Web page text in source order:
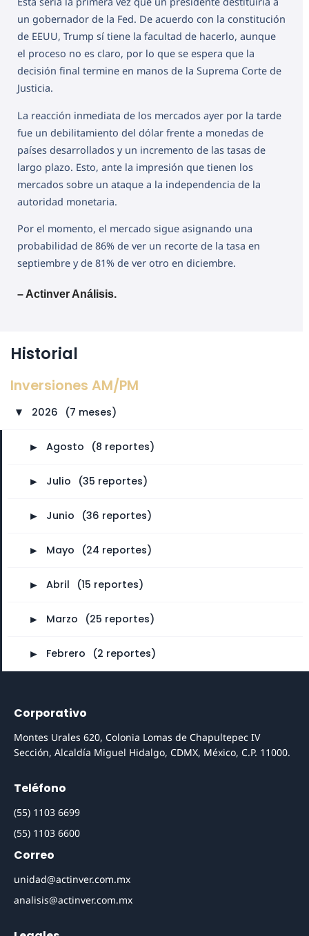
un gobernador de la Fed. De acuerdo con la constitución
de EEUU, Trump sí tiene la facultad de hacerlo, aunque
el proceso no es claro, por lo que se espera que la
decisión final termine en manos de la Suprema Corte de
Justicia.
La reacción inmediata de los mercados ayer por la tarde
fue un debilitamiento del dólar frente a monedas de
países desarrollados y un incremento de las tasas de
largo plazo. Esto, ante la impresión que tienen los
mercados sobre un ataque a la independencia de la
autoridad monetaria.
Por el momento, el mercado sigue asignando una
probabilidad de 86% de ver un recorte de la tasa en
septiembre y de 81% de ver otro en diciembre.
– Actinver Análisis.
Historial
Inversiones AM/PM
► 2026 (7 meses)
► Agosto (8 reportes)
► Julio (35 reportes)
► Junio (36 reportes)
► Mayo (24 reportes)
► Abril (15 reportes)
► Marzo (25 reportes)
► Febrero (2 reportes)
Corporativo
Montes Urales 620, Colonia Lomas de Chapultepec IV
Sección, Alcaldía Miguel Hidalgo, CDMX, México, C.P. 11000.
Teléfono
(55) 1103 6699
(55) 1103 6600
Correo
unidad@actinver.com.mx
analisis@actinver.com.mx